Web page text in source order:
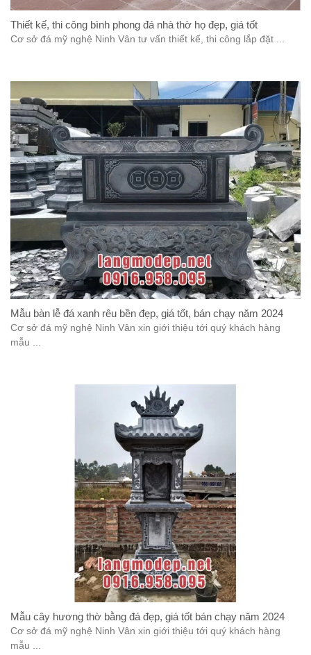
Thiết kế, thi công bình phong đá nhà thờ họ đẹp, giá tốt
Cơ sở đá mỹ nghệ Ninh Vân tư vấn thiết kế, thi công lắp đặt ...
Mẫu bàn lễ đá xanh rêu bền đẹp, giá tốt, bán chạy năm 2024
Cơ sở đá mỹ nghệ Ninh Vân xin giới thiệu tới quý khách hàng
mẫu ...
Mẫu cây hương thờ bằng đá đẹp, giá tốt bán chạy năm 2024
Cơ sở đá mỹ nghệ Ninh Vân xin giới thiệu tới quý khách hàng
mẫu ...